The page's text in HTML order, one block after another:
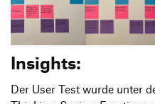
Insights:
Der User Test wurde unter